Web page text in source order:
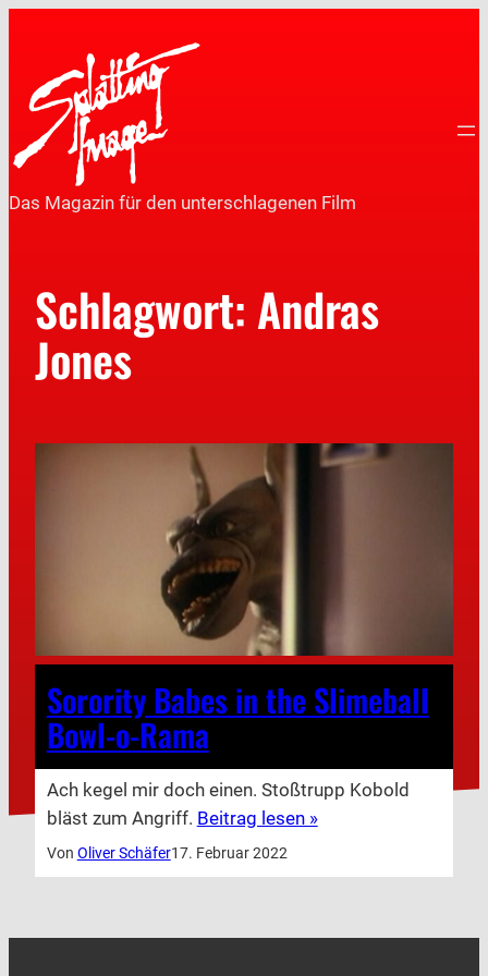
Das Magazin für den unterschlagenen Film
Schlagwort: Andras
Jones
Sorority Babes in the Slimeball
Bowl-o-Rama
Ach kegel mir doch einen. Stoßtrupp Kobold
bläst zum Angriff. Beitrag lesen »
Von Oliver Schäfer17. Februar 2022